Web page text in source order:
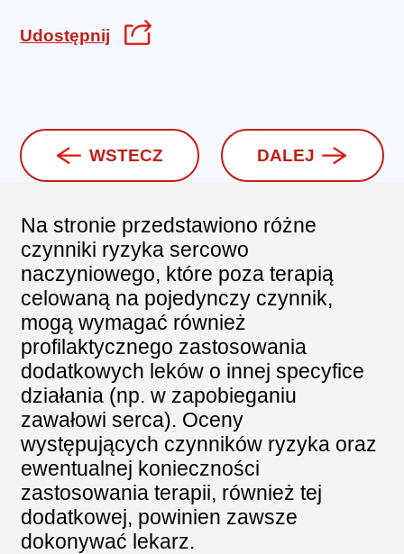
Udostępnij
WSTECZ DALEJ
Na stronie przedstawiono różne
czynniki ryzyka sercowo
naczyniowego, które poza terapią
celowaną na pojedynczy czynnik,
mogą wymagać również
profilaktycznego zastosowania
dodatkowych leków o innej specyfice
działania (np. w zapobieganiu
zawałowi serca). Oceny
występujących czynników ryzyka oraz
ewentualnej konieczności
zastosowania terapii, również tej
dodatkowej, powinien zawsze
dokonywać lekarz.